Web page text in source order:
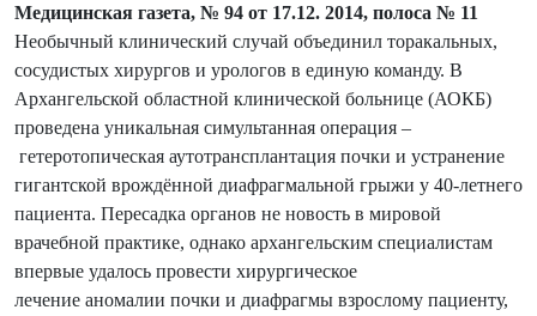
Медицинская газета, № 94 от 17.12. 2014, полоса № 11
Необычный клинический случай объединил торакальных,
сосудистых хирургов и урологов в единую команду. В
Архангельской областной клинической больнице (АОКБ)
проведена уникальная симультанная операция –
гетеротопическая аутотрансплантация почки и устранение
гигантской врождённой диафрагмальной грыжи у 40-летнего
пациента. Пересадка органов не новость в мировой
врачебной практике, однако архангельским специалистам
впервые удалось провести хирургическое
лечение аномалии почки и диафрагмы взрослому пациенту,